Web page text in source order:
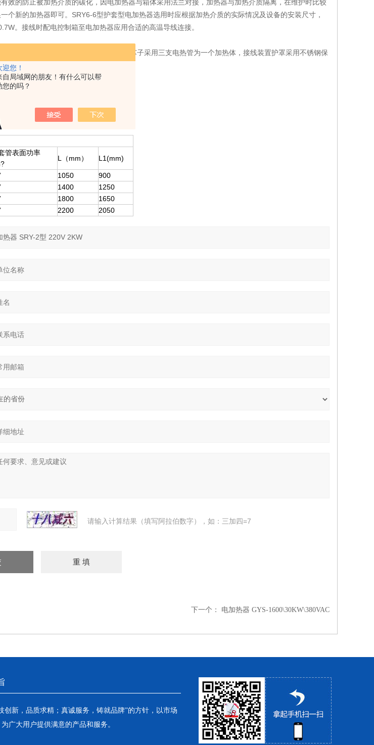
迎您！
自局域网的朋友！有什么可以帮
您的吗？
效的防止被加热介质的碳化，因电加热器与箱体采用法兰对接，加热器与加热介质隔离，在维护时比较
个新的加热器即可。SRY6-6型护套型电加热器选用时应根据加热介质的实际情况及设备的安装尺寸，
。接线时配电控制箱至电加热器应用合适的高温导线连接。
为108mm，壁厚为5mm无缝钢管，加热芯子采用三支电热管为一个加热体，接线装置护罩采用不锈钢保
产品参数：
W
管表面功率
L（mm） L1(mm)
1050
900
1400
1250
1800
1650
2200 2050
请输入计算结果（填写阿拉伯数字），如：三加四=7
下一个： 电加热器 GYS-1600\30KW\380VAC
创新，品质求精；真诚服务，铸就品牌”的方针，以市场
广大用户提供满意的产品和服务。